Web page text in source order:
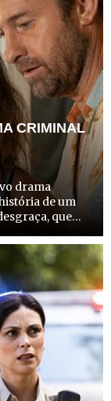
CRIMINAL
drama
de um
que
desta